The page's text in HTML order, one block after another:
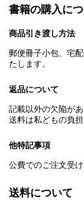
書籍の購入に
商品引き渡し方法
郵便冊子小包、宅
たします。
返品について
記載以外の欠陥が
送料は私どもの負担
他特記事項
公費でのご注文受け
送料について